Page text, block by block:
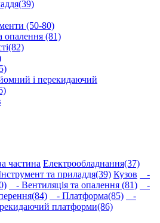
(50-80)
опалення (81)
і перекидаючий
частина Електрообладнання(37)
та приладдя(39) Кузов
-
- Вентиляція та опалення (81)
-
- Платформа(85)
-
платформи(86)